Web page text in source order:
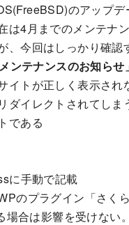
のアップデ
4月までのメンテナ
今回はしっかり確認
ンテナンスのお知らせ
トが正しく表示され
イレクトされてしま
である
に手動で記載
のプラグイン「さく
合は影響を受けない。